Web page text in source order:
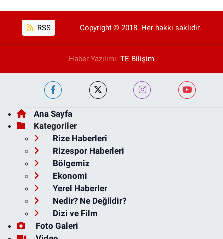
RSS Copyright © 2018. Her hakkı saklıdır.
Haber Yazılımı: TE Bilişim
Ana Sayfa
Kategoriler
Rize Haberleri
Rizespor Haberleri
Bölgemiz
Ekonomi
Yerel Haberler
Nedir? Ne Değildir?
Dizi ve Film
Foto Galeri